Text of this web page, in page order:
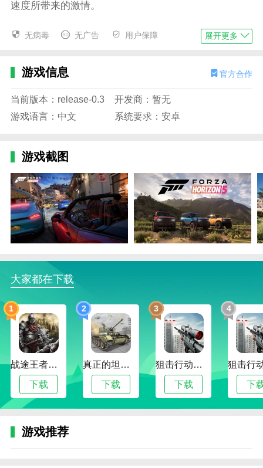
速度所带来的激情。
3、有很多不同品牌的汽车是可以进行选择的，享
受不同的感觉吧。
4、有很多不同的赛事比赛等待着玩家们的到来，
参加就有奖励的。
地平线5正版官服游戏亮点
1、能够在这里面感受到当定的文化特色以及变化
2、每一辆车都是有着属于自己的优点的，要根据
3、可以邀请自己的好友过来一起进行比赛或者是
竞速的参加。
4、当然可以自己进行车队的加入或者是自己进行
创建的。
地平线5游戏怎么玩
1、下载并安装地平线5，启动游戏后按任意键开
2、同意协议后进入游戏。
3、游戏界面左侧为方向盘控制，右侧则是加速和
刹车按钮。
4、玩家可自由驰骋在开放世界中，享受驾驶乐
趣。
地平线5游戏车辆推荐
1、保时捷：为速度而生
无病毒 无广告 用户保障 展开更多
游戏信息 官方合作
当前版本：release-0.3
开发商：暂无
游戏语言：中文
系统要求：安卓
游戏截图
大家都在下载
1
战途王者最新版
下载
2
真正的坦克大战
下载
3
狙击行动代号猎鹰最新版
下载
4
下
游戏推荐